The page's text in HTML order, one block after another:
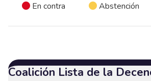
En contra Abstención
Coalición Lista de la